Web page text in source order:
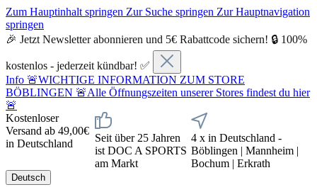
Zum Hauptinhalt springen Zur Suche springen Zur Hauptnavigation
springen
🎉 Jetzt Newsletter abonnieren und 5€ Rabattcode sichern! 🔒 100%
kostenlos - jederzeit kündbar! ✅
Info 🚨WICHTIGE INFORMATION ZUM STORE
BÖBLINGEN 🚨Alle Öffnungszeiten unserer Stores findest du hier
🚨
Kostenloser
Versand ab 49,00€
in Deutschland
Seit über 25 Jahren
ist DOC A SPORTS
am Markt
4 x in Deutschland -
Böblingen | Mannheim |
Bochum | Erkrath
Deutsch